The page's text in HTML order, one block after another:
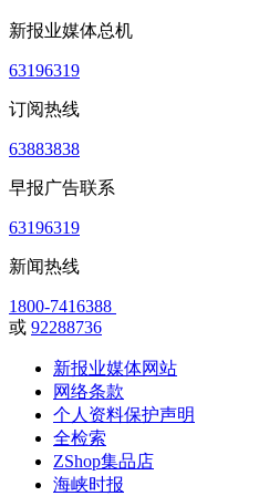
新报业媒体总机
63196319
订阅热线
63883838
早报广告联系
63196319
新闻热线
1800-7416388
或 92288736
新报业媒体网站
网络条款
个人资料保护声明
全检索
ZShop集品店
海峡时报